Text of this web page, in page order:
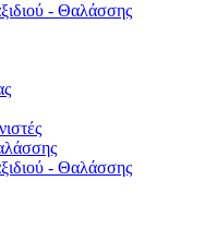
- Θαλάσσης
- Θαλάσσης